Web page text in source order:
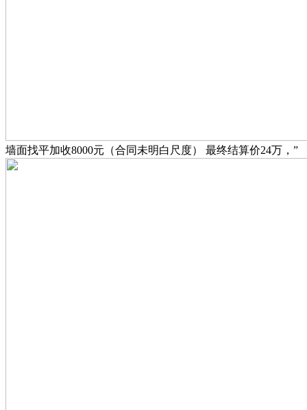
墙面找平加收8000元（合同未明白尺度） 最终结算价24万，”